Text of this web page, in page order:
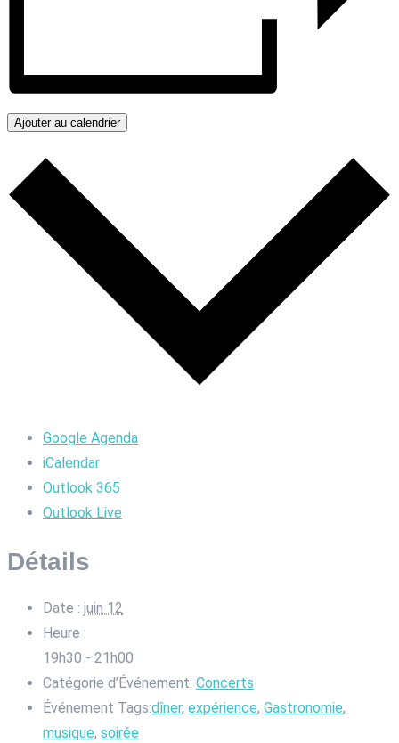
Ajouter au calendrier
Google Agenda
iCalendar
Outlook 365
Outlook Live
Détails
Date : juin 12
Heure :
19h30 - 21h00
Catégorie d’Événement: Concerts
Événement Tags:dîner, expérience, Gastronomie,
musique, soirée